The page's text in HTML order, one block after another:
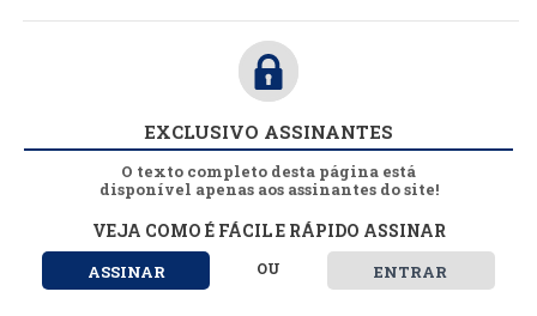
EXCLUSIVO ASSINANTES
O texto completo desta página está
disponível apenas aos assinantes do site!
VEJA COMO É FÁCIL E RÁPIDO ASSINAR
ASSINAR OU ENTRAR